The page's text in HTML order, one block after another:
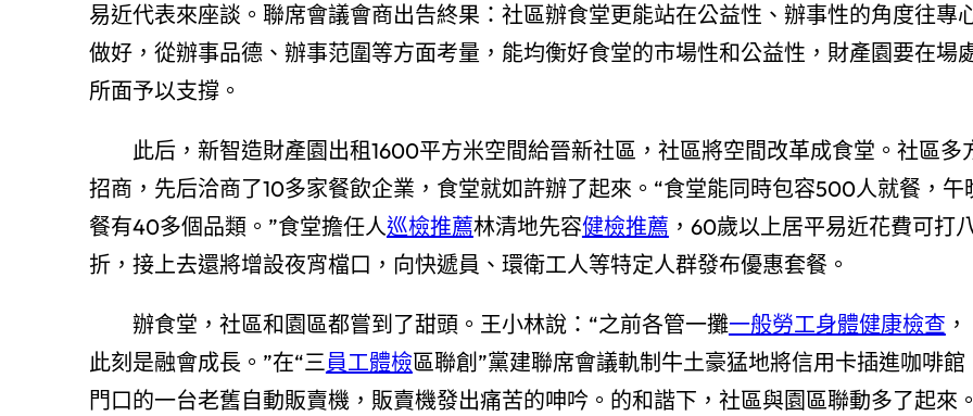
易近代表來座談。聯席會議會商出告終果：社區辦食堂更能站在公益性、辦事性的角度往專
做好，從辦事品德、辦事范圍等方面考量，能均衡好食堂的市場性和公益性，財產園要在場
所面予以支撐。
此后，新智造財產園出租1600平方米空間給晉新社區，社區將空間改革成食堂。社區多
招商，先后洽商了10多家餐飲企業，食堂就如許辦了起來。“食堂能同時包容500人就餐，午
餐有40多個品類。”食堂擔任人巡檢推薦林清地先容健檢推薦 ，60歲以上居平易近花費可打
折，接上去還將增設夜宵檔口，向快遞員、環衛工人等特定人群發布優惠套餐。
辦食堂，社區和園區都嘗到了甜頭。王小林說：“之前各管一攤一般勞工身體健康檢查 ，
此刻是融會成長。”在“三員工體檢區聯創”黨建聯席會議軌制牛土豪猛地將信用卡插進咖啡館
門口的一台老舊自動販賣機，販賣機發出痛苦的呻吟。的和諧下，社區與園區聯動多了起來。